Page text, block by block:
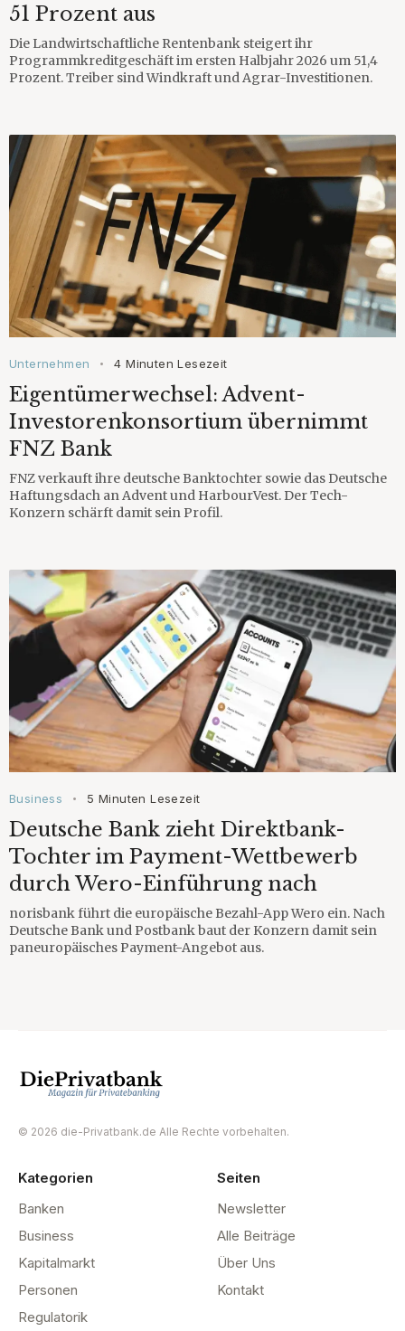
51 Prozent aus
Die Landwirtschaftliche Rentenbank steigert ihr
Programmkreditgeschäft im ersten Halbjahr 2026 um 51,4
Prozent. Treiber sind Windkraft und Agrar-Investitionen.
Unternehmen • 4 Minuten Lesezeit
Eigentümerwechsel: Advent-
Investorenkonsortium übernimmt
FNZ Bank
FNZ verkauft ihre deutsche Banktochter sowie das Deutsche
Haftungsdach an Advent und HarbourVest. Der Tech-
Konzern schärft damit sein Profil.
Business • 5 Minuten Lesezeit
Deutsche Bank zieht Direktbank-
Tochter im Payment-Wettbewerb
durch Wero-Einführung nach
norisbank führt die europäische Bezahl-App Wero ein. Nach
Deutsche Bank und Postbank baut der Konzern damit sein
paneuropäisches Payment-Angebot aus.
© 2026 die-Privatbank.de Alle Rechte vorbehalten.
Kategorien
Banken
Business
Kapitalmarkt
Personen
Regulatorik
Seiten
Newsletter
Alle Beiträge
Über Uns
Kontakt